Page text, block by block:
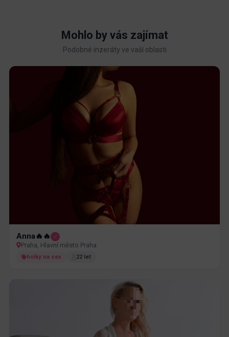
Mohlo by vás zajímat
Podobné inzeráty ve vaší oblasti
Anna🔥🔥
Praha, Hlavní město Praha
holky na sex 22 let